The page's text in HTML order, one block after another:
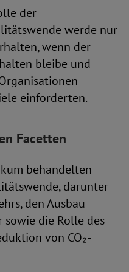
der
werde nur
wenn der
bleibe und
einforderten.
Facetten
behandelten
darunter
den Ausbau
die Rolle des
von CO₂-